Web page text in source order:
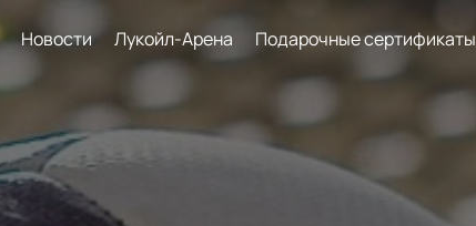
Новости Лукойл-Арена Подарочные сертификаты